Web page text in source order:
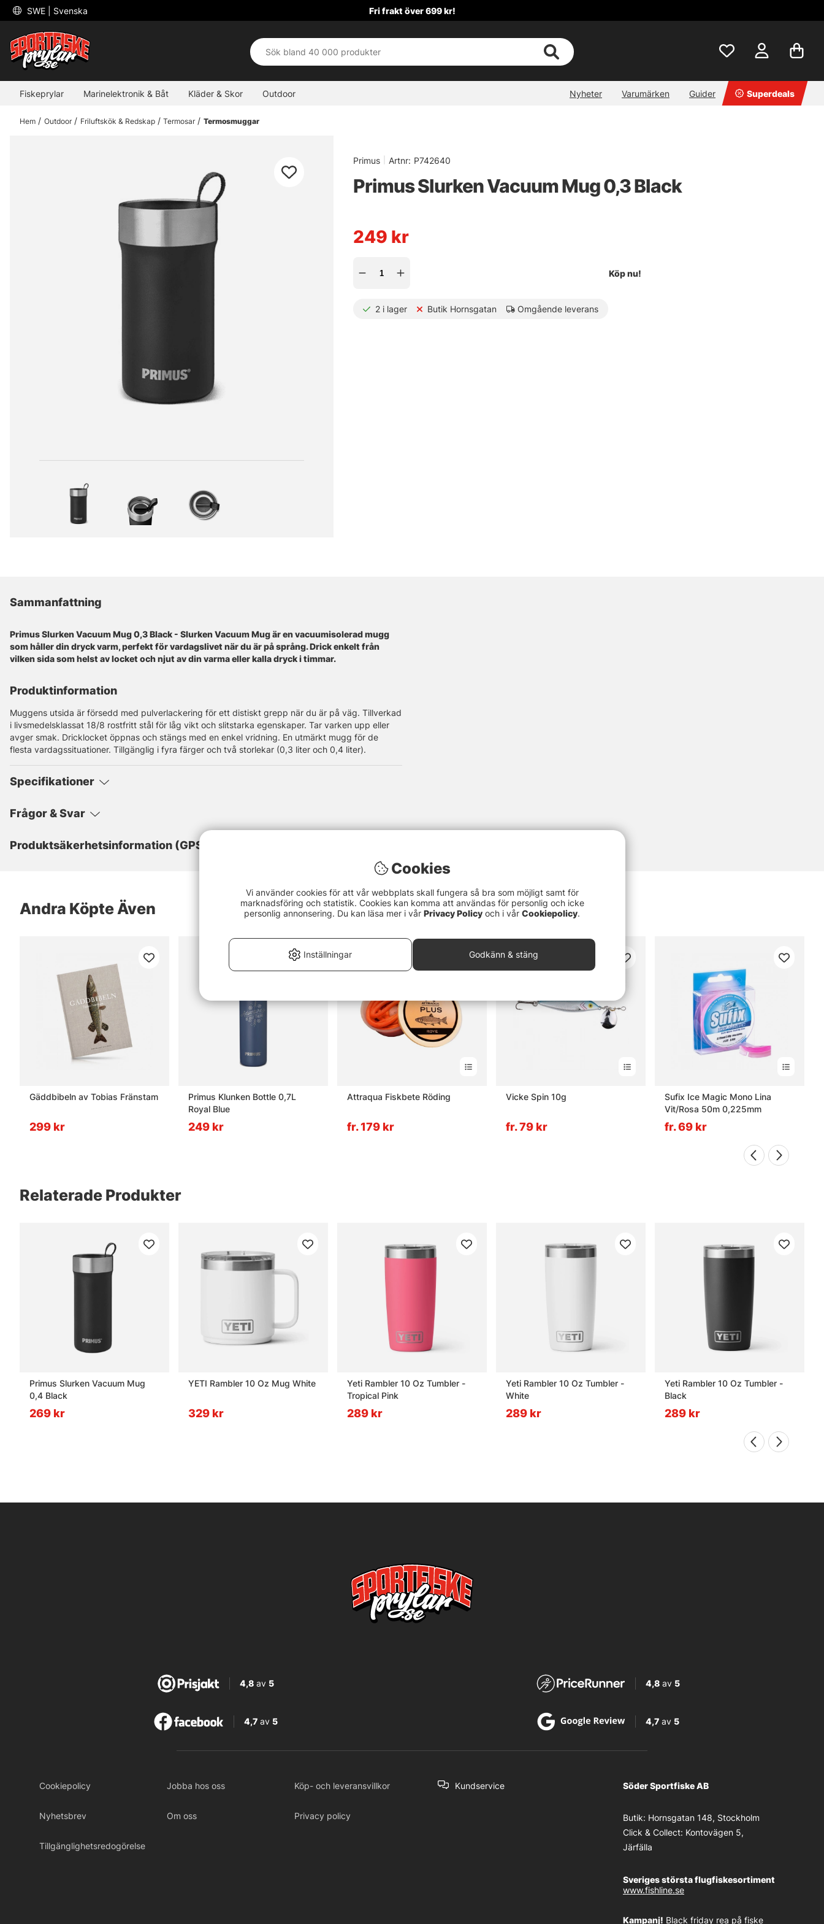
SWE | Svenska Fri frakt över 699 kr!
Fiskeprylar Marinelektronik & Båt Kläder & Skor Outdoor Nyheter Varumärken Guider Superdeals
Hem Outdoor Friluftskök & Redskap Termosar Termosmuggar
Primus Artnr: P742640
Primus Slurken Vacuum Mug 0,3 Black
249 kr
Köp nu!
2 i lager Butik Hornsgatan Omgående leverans
Sammanfattning
Primus Slurken Vacuum Mug 0,3 Black - Slurken Vacuum Mug är en vacuumisolerad mugg
som håller din dryck varm, perfekt för vardagslivet när du är på språng. Drick enkelt från
vilken sida som helst av locket och njut av din varma eller kalla dryck i timmar.
Produktinformation
Muggens utsida är försedd med pulverlackering för ett distiskt grepp när du är på väg. Tillverkad
i livsmedelsklassat 18/8 rostfritt stål för låg vikt och slitstarka egenskaper. Tar varken upp eller
avger smak. Dricklocket öppnas och stängs med en enkel vridning. En utmärkt mugg för de
flesta vardagssituationer. Tillgänglig i fyra färger och två storlekar (0,3 liter och 0,4 liter).
Specifikationer
Frågor & Svar
Produktsäkerhetsinformation (GPSR)
Andra Köpte Även
Gäddbibeln av Tobias Fränstam
299 kr
Primus Klunken Bottle 0,7L
Royal Blue
249 kr
Attraqua Fiskbete Röding
fr. 179 kr
Vicke Spin 10g
fr. 79 kr
Sufix Ice Magic Mono Lina
Vit/Rosa 50m 0,225mm
fr. 69 kr
Relaterade Produkter
Primus Slurken Vacuum Mug
0,4 Black
269 kr
YETI Rambler 10 Oz Mug White
329 kr
Yeti Rambler 10 Oz Tumbler -
Tropical Pink
289 kr
Yeti Rambler 10 Oz Tumbler -
White
289 kr
Yeti Rambler 10 Oz Tumbler -
Black
289 kr
4,8 av5 4,8av 5
4,7av 5 4,7av 5
Cookiepolicy Jobba hos oss Köp- och leveransvillkor
Nyhetsbrev Om oss Privacy policy
Tillgänglighetsredogörelse
Kundservice Söder Sportfiske AB
Butik: Hornsgatan 148, Stockholm
Click & Collect: Kontovägen 5,
Järfälla
Sveriges största flugfiskesortiment
www.fishline.se
Kampanj! Black friday rea på fiske
Cookies
Vi använder cookies för att vår webbplats skall fungera så bra som möjligt samt för
marknadsföring och statistik. Cookies kan komma att användas för personlig och icke
personlig annonsering. Du kan läsa mer i vår Privacy Policy och i vår Cookiepolicy.
Inställningar Godkänn & stäng